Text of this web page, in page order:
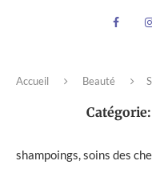
Accueil Beauté
Catégorie:
shampoings, soins des